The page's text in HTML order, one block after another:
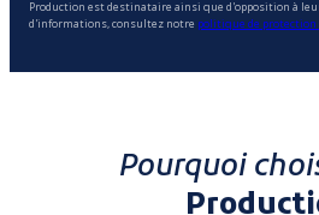
Production est destinataire ainsi que d'opposition à
d'informations, consultez notre politique de protection
Pourquoi